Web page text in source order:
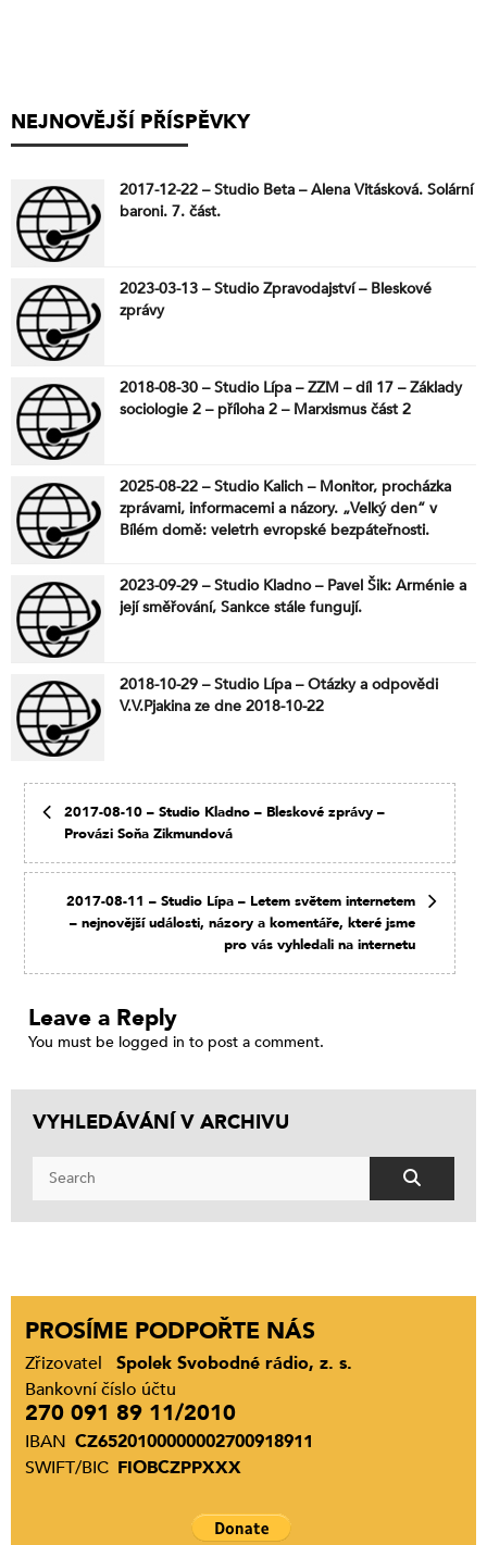
NEJNOVĚJŠÍ PŘÍSPĚVKY
2017-12-22 – Studio Beta – Alena Vitásková. Solární
baroni. 7. část.
2023-03-13 – Studio Zpravodajství – Bleskové
zprávy
2018-08-30 – Studio Lípa – ZZM – díl 17 – Základy
sociologie 2 – příloha 2 – Marxismus část 2
2025-08-22 – Studio Kalich – Monitor, procházka
zprávami, informacemi a názory. „Velký den“ v
Bílém domě: veletrh evropské bezpáteřnosti.
Sankce proti Rusku: zbraň, která více poškozuje
polský chemický průmysl než nepřítele. Mělo by
Polsko upustit od zahraničních vojsk a společných
Fanatičtí podporovatelé Ukrajiny tleskají agresi vůči
Íránu. Růžová mlha kolem emisních povolenek.
2023-09-29 – Studio Kladno – Pavel Šik: Arménie a
její směřování, Sankce stále fungují.
2018-10-29 – Studio Lípa – Otázky a odpovědi
V.V.Pjakina ze dne 2018-10-22
2017-08-10 – Studio Kladno – Bleskové zprávy –
Provázi Soňa Zikmundová
2017-08-11 – Studio Lípa – Letem světem internetem
– nejnovější události, názory a komentáře, které jsme
pro vás vyhledali na internetu
Leave a Reply
You must be logged in to post a comment.
VYHLEDÁVÁNÍ V ARCHIVU
PROSÍME PODPOŘTE NÁS
Zřizovatel
Spolek Svobodné rádio, z. s.
Bankovní číslo účtu
270 091 89 11/2010
IBAN CZ6520100000002700918911
SWIFT/BIC FIOBCZPPXXX